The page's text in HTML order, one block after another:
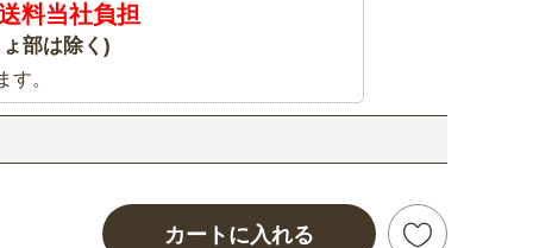
料当社負担
部は除く)
。
カートに入れる